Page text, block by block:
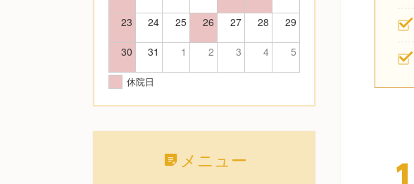
23 24 25 26 27 28 29
30 31 1 2 3 4 5
休院日
メニュー